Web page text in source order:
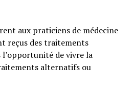
aux praticiens de médecine
reçus des traitements
de vivre la
alternatifs ou